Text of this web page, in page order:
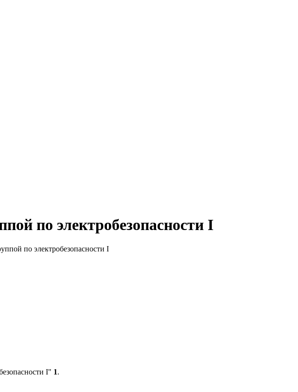
по электробезопасности I
по электробезопасности I
I" 1.